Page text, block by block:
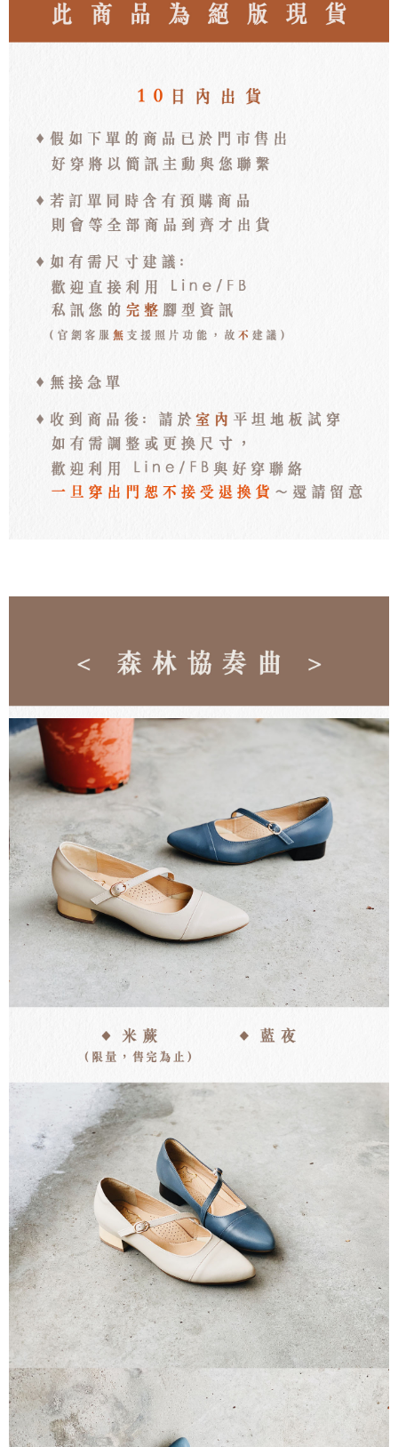
付款後全家取貨
每筆NT$80，滿NT$3,000(含以上)免運費
每筆NT$80，滿NT$3,000(含以上)免運費
每筆NT$80，滿NT$3,000(含以上)免運費
每筆NT$100，滿NT$3,000(含以上)免運費